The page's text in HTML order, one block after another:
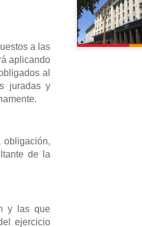
a las
aplicando
al
juradas y
obligación,
de la
y las que
ejercicio